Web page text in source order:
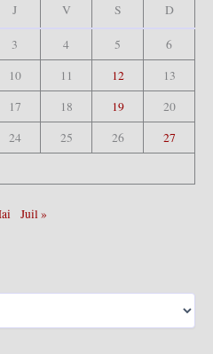
J V S D
3 4 5
6
10 11 12
13
17 18 19
20
24 25 26
27
Juil »